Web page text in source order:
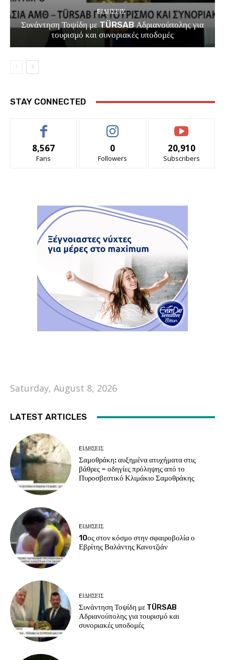
EΙΔΗΣΕΙΣ
Συνάντηση Τοψίδη με TÜRSAB Αδριανούπολης για
τουρισμό και συνοριακές υποδομές
STAY CONNECTED
8,567
Fans
0
Followers
20,910
Subscribers
Saturday, August 8, 2026
LATEST ARTICLES
EΙΔΗΣΕΙΣ
Σαμοθράκη: αυξημένα ατυχήματα στις
βάθρες – οδηγίες πρόληψης από το
Πυροσβεστικό Κλιμάκιο Σαμοθράκης
EΙΔΗΣΕΙΣ
10ος στον κόσμο στην σφαιροβολία ο
Εβρίτης Βαλάντης Κανοτζιάν
EΙΔΗΣΕΙΣ
Συνάντηση Τοψίδη με TÜRSAB
Αδριανούπολης για τουρισμό και
συνοριακές υποδομές